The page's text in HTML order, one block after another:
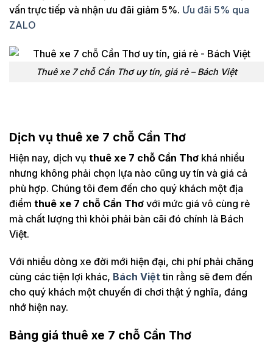
vấn trực tiếp và nhận ưu đãi giảm 5%. Ưu đãi 5% qua
ZALO
Thuê xe 7 chỗ Cần Thơ uy tín, giá rẻ – Bách Việt
Dịch vụ thuê xe 7 chỗ Cần Thơ
Hiện nay, dịch vụ thuê xe 7 chỗ Cần Thơ khá nhiều
nhưng không phải chọn lựa nào cũng uy tín và giá cả
phù hợp. Chúng tôi đem đến cho quý khách một địa
điểm thuê xe 7 chỗ Cần Thơ với mức giá vô cùng rẻ
mà chất lượng thì khỏi phải bàn cãi đó chính là Bách
Việt.
Với nhiều dòng xe đời mới hiện đại, chi phí phải chăng
cùng các tiện lợi khác, Bách Việttin rằng sẽ đem đến
cho quý khách một chuyến đi chơi thật ý nghĩa, đáng
nhớ hiện nay.
Bảng giá thuê xe 7 chỗ Cần Thơ